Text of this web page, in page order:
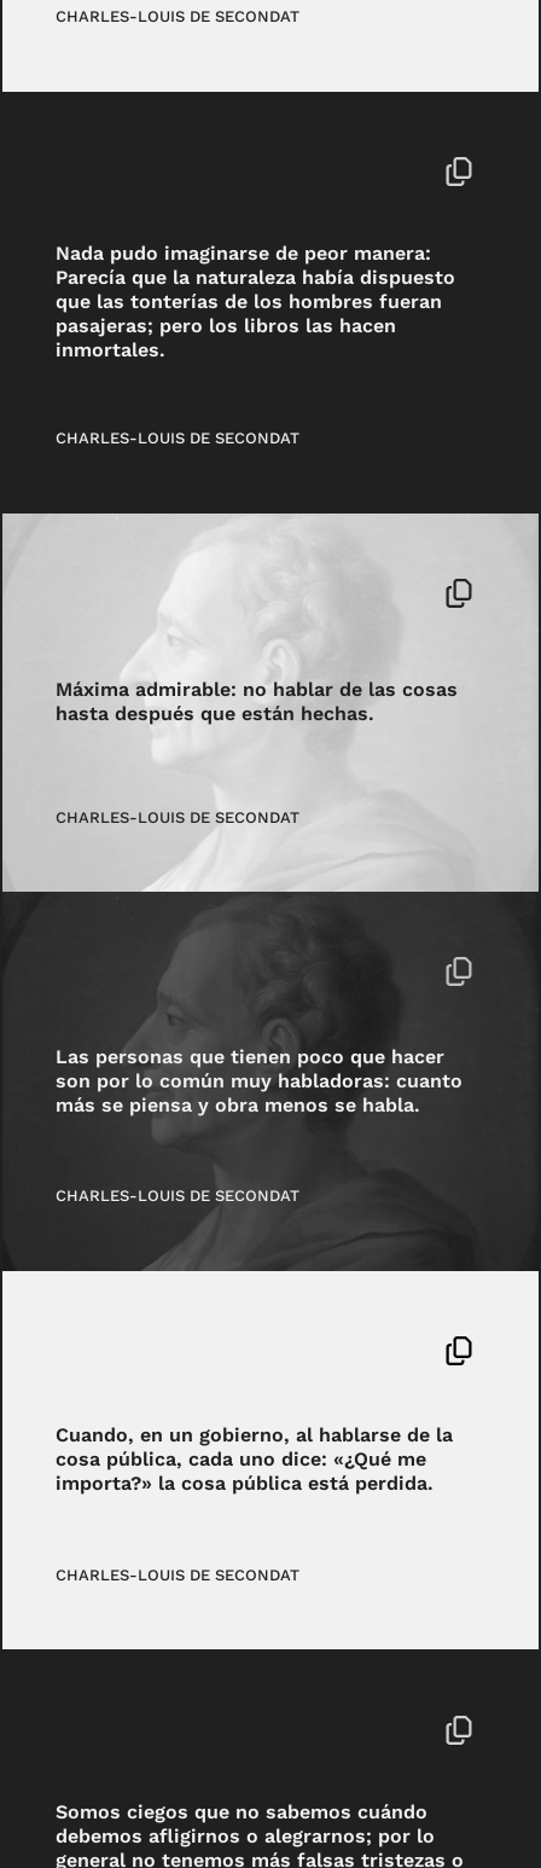
CHARLES-LOUIS DE SECONDAT
Nada pudo imaginarse de peor manera:
Parecía que la naturaleza había dispuesto
que las tonterías de los hombres fueran
pasajeras; pero los libros las hacen
inmortales.
CHARLES-LOUIS DE SECONDAT
Máxima admirable: no hablar de las cosas
hasta después que están hechas.
CHARLES-LOUIS DE SECONDAT
Las personas que tienen poco que hacer
son por lo común muy habladoras: cuanto
más se piensa y obra menos se habla.
CHARLES-LOUIS DE SECONDAT
Cuando, en un gobierno, al hablarse de la
cosa pública, cada uno dice: «¿Qué me
importa?» la cosa pública está perdida.
CHARLES-LOUIS DE SECONDAT
Somos ciegos que no sabemos cuándo
debemos afligirnos o alegrarnos; por lo
general no tenemos más falsas tristezas o